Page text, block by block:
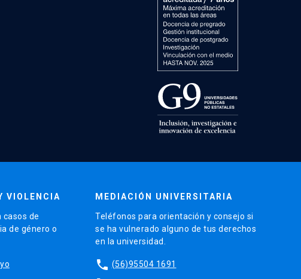
VIOLENCIA
casos de
de género o
MEDIACIÓN UNIVERSITARIA
Teléfonos para orientación y consejo si
se ha vulnerado alguno de tus derechos
en la universidad.
phone (56)95504 1691